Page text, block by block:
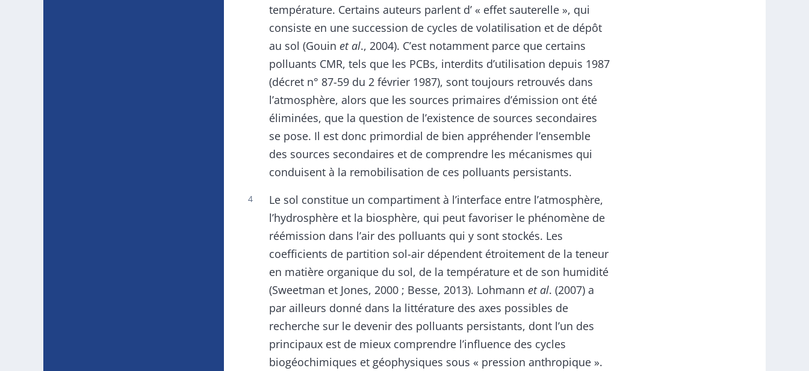
température. Certains auteurs parlent d’ « effet sauterelle », qui
consiste en une succession de cycles de volatilisation et de dépôt
au sol (Gouin et al., 2004). C’est notamment parce que certains
polluants CMR, tels que les PCBs, interdits d’utilisation depuis 1987
(décret n° 87-59 du 2 février 1987), sont toujours retrouvés dans
l’atmosphère, alors que les sources primaires d’émission ont été
éliminées, que la question de l’existence de sources secondaires
se pose. Il est donc primordial de bien appréhender l’ensemble
des sources secondaires et de comprendre les mécanismes qui
conduisent à la remobilisation de ces polluants persistants.
Le sol constitue un compartiment à l’interface entre l’atmosphère,
l’hydrosphère et la biosphère, qui peut favoriser le phénomène de
réémission dans l’air des polluants qui y sont stockés. Les
coefficients de partition sol-air dépendent étroitement de la teneur
en matière organique du sol, de la température et de son humidité
(Sweetman et Jones, 2000 ; Besse, 2013). Lohmann et al. (2007) a
par ailleurs donné dans la littérature des axes possibles de
recherche sur le devenir des polluants persistants, dont l’un des
principaux est de mieux comprendre l’influence des cycles
biogéochimiques et géophysiques sous « pression anthropique ».